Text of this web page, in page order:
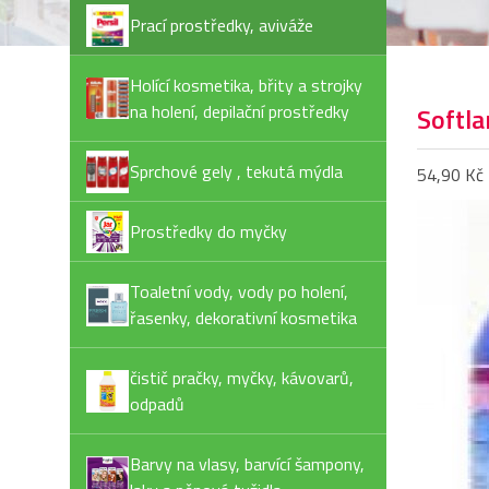
Prací prostředky, aviváže
Holící kosmetika, břity a strojky
na holení, depilační prostředky
Sprchové gely , tekutá mýdla
Prostředky do myčky
Toaletní vody, vody po holení,
řasenky, dekorativní kosmetika
čistič pračky, myčky, kávovarů,
odpadů
Barvy na vlasy, barvící šampony,
54,90 Kč